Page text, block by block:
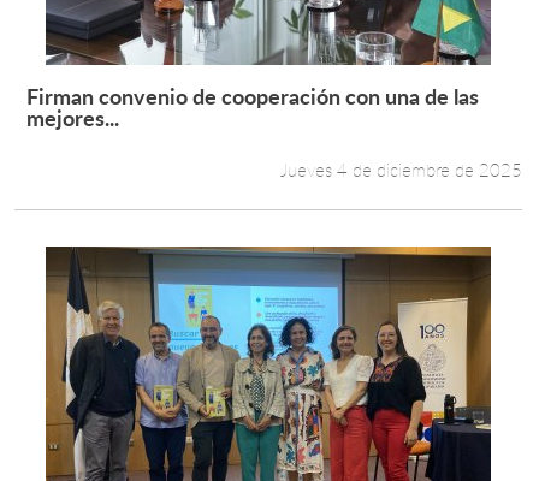
Leer más +
Firman convenio de cooperación con una de las
mejores...
Jueves 4 de diciembre de 2025